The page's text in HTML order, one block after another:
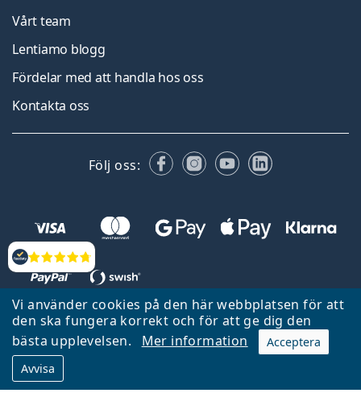
Vi använder cookies på den här webbplatsen för att
den ska fungera korrekt och för att ge dig den
bästa upplevelsen.
Mer information
Acceptera
Avvisa
Recensioner
Vårt team
Lentiamo blogg
Fördelar med att handla hos oss
Kontakta oss
Följ oss: FacebookInstagram
YouTubeLinkedIn
Tillbaka till startsidan
Gå upp
Lentiamo.se ägs och drivs av Lentiamo s.r.o., Tjeckien